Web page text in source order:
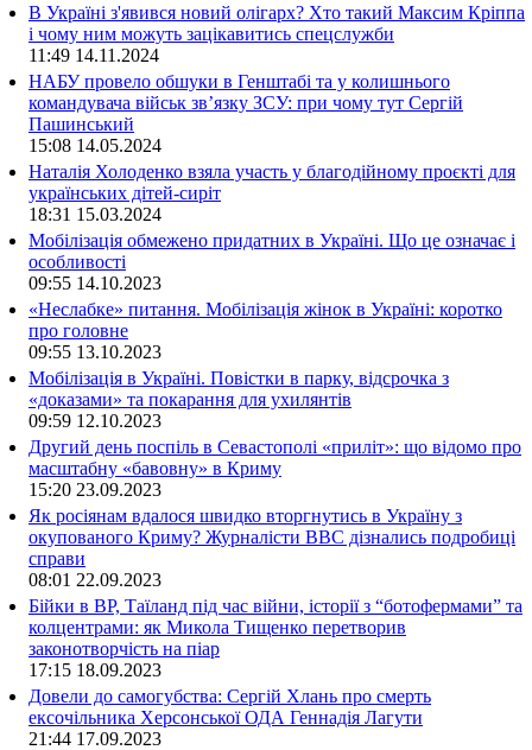
В Україні з'явився новий олігарх? Хто такий Максим Кріппа
і чому ним можуть зацікавитись спецслужби
11:49 14.11.2024
НАБУ провело обшуки в Генштабі та у колишнього
командувача військ зв’язку ЗСУ: при чому тут Сергій
Пашинський
15:08 14.05.2024
Наталія Холоденко взяла участь у благодійному проєкті для
українських дітей-сиріт
18:31 15.03.2024
Мобілізація обмежено придатних в Україні. Що це означає і
особливості
09:55 14.10.2023
«Неслабке» питання. Мобілізація жінок в Україні: коротко
про головне
09:55 13.10.2023
Мобілізація в Україні. Повістки в парку, відсрочка з
«доказами» та покарання для ухилянтів
09:59 12.10.2023
Другий день поспіль в Севастополі «приліт»: що відомо про
масштабну «бавовну» в Криму
15:20 23.09.2023
Як росіянам вдалося швидко вторгнутись в Україну з
окупованого Криму? Журналісти ВВС дізнались подробиці
справи
08:01 22.09.2023
Бійки в ВР, Таїланд під час війни, історії з “ботофермами” та
колцентрами: як Микола Тищенко перетворив
законотворчість на піар
17:15 18.09.2023
Довели до самогубства: Сергій Хлань про смерть
ексочільника Херсонської ОДА Геннадія Лагути
21:44 17.09.2023